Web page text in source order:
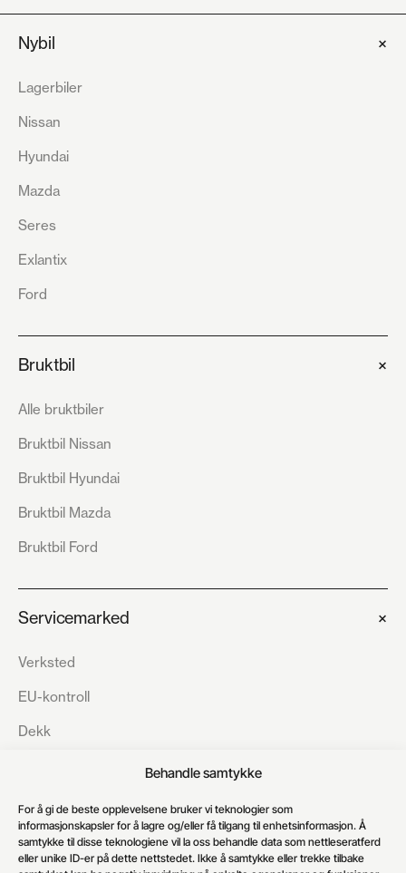
Behandle samtykke
For å gi de beste opplevelsene bruker vi teknologier som
informasjonskapsler for å lagre og/eller få tilgang til enhetsinformasjon. Å
samtykke til disse teknologiene vil la oss behandle data som nettleseratferd
eller unike ID-er på dette nettstedet. Ikke å samtykke eller trekke tilbake
Nybil +
Lagerbiler
Nissan
Hyundai
Mazda
Seres
Exlantix
Ford
Bruktbil +
Alle bruktbiler
Bruktbil Nissan
Bruktbil Hyundai
Bruktbil Mazda
Bruktbil Ford
Servicemarked +
Verksted
EU-kontroll
Dekk
Karosseri